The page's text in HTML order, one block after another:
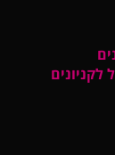
לקניונים